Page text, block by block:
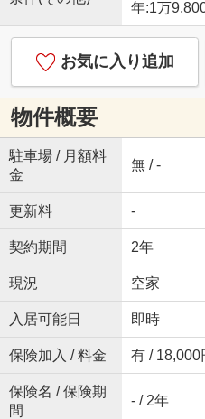
年:1万
お気に入り追加
物件概要
駐車場 / 月額料
金
無 / -
更新料 -
契約期間 2年
現況 空家
入居可能日 即時
保険加入 / 料金 有 / 18,000
保険名 / 保険期
間
- / 2年